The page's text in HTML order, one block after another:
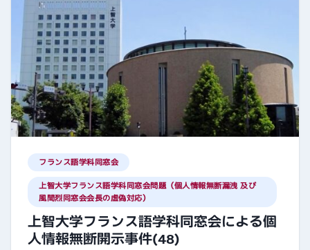
フランス語学科同窓会
上智大学フランス語学科同窓会問題（個人情報無断漏洩 及び
風間烈同窓会会長の虚偽対応）
上智大学フランス語学科同窓会による個
人情報無断開示事件(48)